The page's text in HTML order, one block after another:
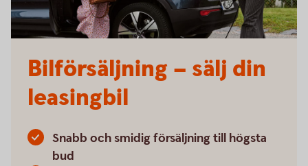
Bilförsäljning – sälj din
leasingbil
Snabb och smidig försäljning till högsta
bud